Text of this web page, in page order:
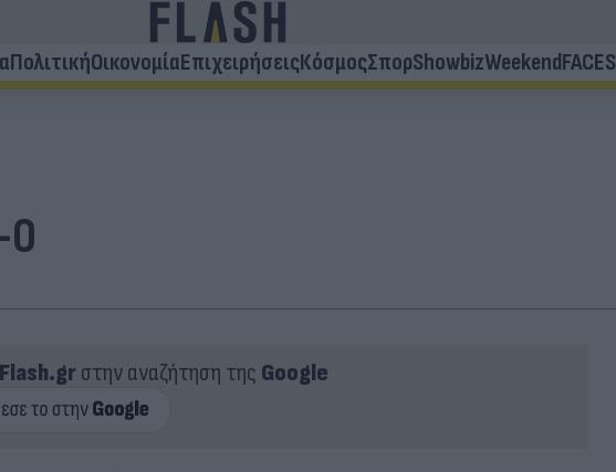
ΠολιτικήΟικονομίαΕπιχειρήσειςΚόσμοςΣπορShowbizWeekendFACES
0
Flash.grστην αναζήτηση της Google